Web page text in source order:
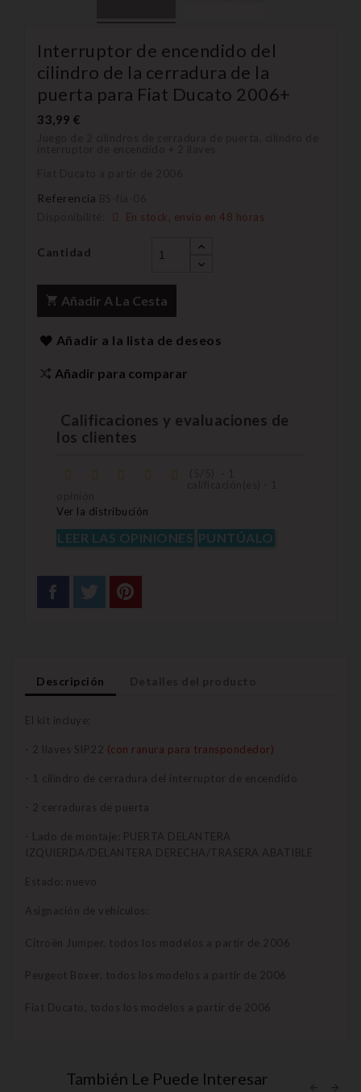
Interruptor de encendido del
cilindro de la cerradura de la
puerta para Fiat Ducato 2006+
33,99 €
Referencia
En stock, envío en 48 horas
Cantidad
Añadir A La Cesta
Añadir a la lista de deseos
Añadir para comparar
Calificaciones y evaluaciones de
los clientes
Ver la distribución
LEER LAS OPINIONES PUNTÚALO
Descripción
El kit incluye:
- 2 llaves SIP22 (con ranura para transpondedor)
- 1 cilindro de cerradura del interruptor de encendido
- 2 cerraduras de puerta
- Lado de montaje: PUERTA DELANTERA
IZQUIERDA/DELANTERA DERECHA/TRASERA ABATIBLE
Estado: nuevo
Asignación de vehículos:
Citroën Jumper, todos los modelos a partir de 2006
Peugeot Boxer, todos los modelos a partir de 2006
Fiat Ducato, todos los modelos a partir de 2006
También Le Puede Interesar